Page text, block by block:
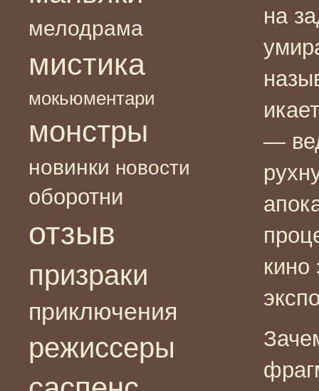
мелодрама
мистика
мокьюментари
монстры
новинки новости
оборотни
отзыв
призраки
приключения
режиссеры
на
—
кино